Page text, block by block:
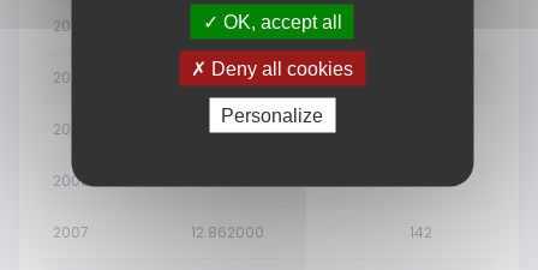
2011 13.612000
2010 13.436000
2009 13.248000
2008
2007 12.862000 142
OK, accept all
Deny all cookies
Personalize